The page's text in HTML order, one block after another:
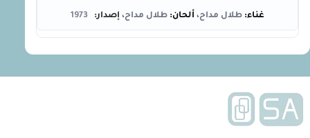
طلال مداح طلال مداح 1973